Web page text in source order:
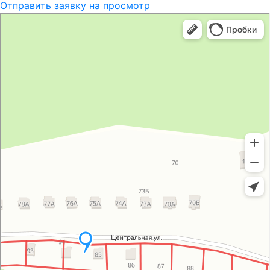
Отправить заявку на просмотр
Группа компаний Технолайн